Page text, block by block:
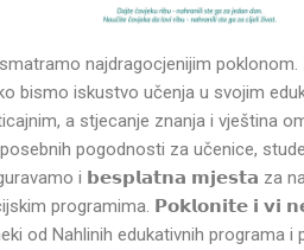
najdragocjenijim
bismo iskustvo učenja u svojim
a stjecanje znanja i vještina
pogodnosti za učenice,
i 𝗯𝗲𝘀𝗽𝗹𝗮𝘁𝗻𝗮 𝗺𝗷𝗲𝘀𝘁𝗮 za
programima. 𝗣𝗼𝗸𝗹𝗼𝗻𝗶𝘁𝗲 𝗶
od Nahlinih edukativnih programa i